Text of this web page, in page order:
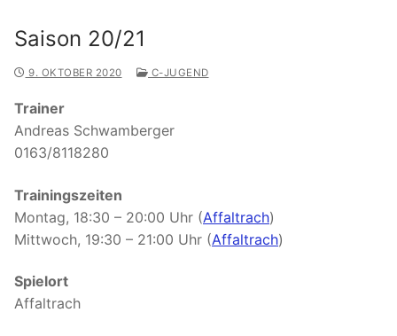
Saison 20/21
9. OKTOBER 2020 C-JUGEND
Trainer
Andreas Schwamberger
0163/8118280
Trainingszeiten
Montag, 18:30 – 20:00 Uhr (Affaltrach)
Mittwoch, 19:30 – 21:00 Uhr (Affaltrach)
Spielort
Affaltrach